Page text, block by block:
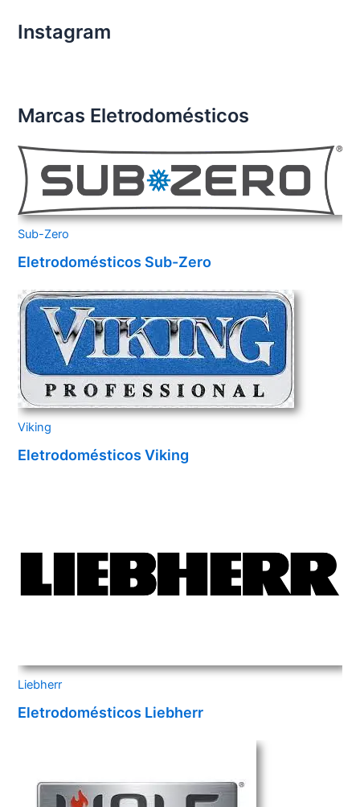
Del
Lago
Instagram
Marcas Eletrodomésticos
Sub-Zero
Eletrodomésticos Sub-Zero
Viking
Eletrodomésticos Viking
Liebherr
Eletrodomésticos Liebherr